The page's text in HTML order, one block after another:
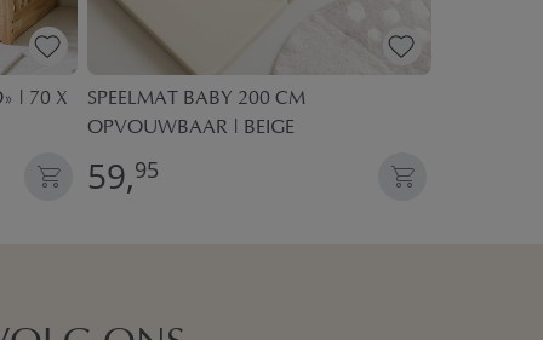
| 70 X
SPEELMAT BABY 200 CM
OPVOUWBAAR | BEIGE
59,95